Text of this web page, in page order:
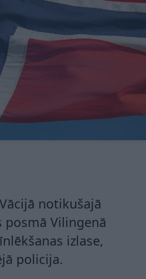
notikušajā
posmā Vilingenā
izlase,
policija.